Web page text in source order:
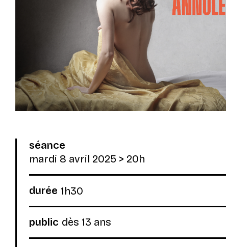
séance
mardi 8 avril 2025 > 20h
durée 1h30
public dès 13 ans